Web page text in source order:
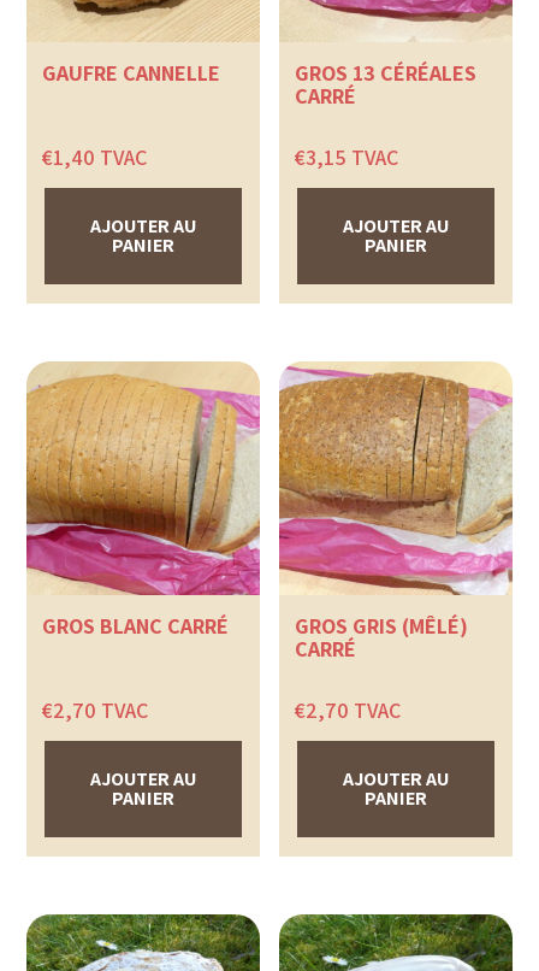
GAUFRE CANNELLE
€1,40 TVAC
AJOUTER AU
PANIER
GROS 13 CÉRÉALES
CARRÉ
€3,15 TVAC
AJOUTER AU
PANIER
GROS BLANC CARRÉ
€2,70 TVAC
AJOUTER AU
PANIER
GROS GRIS (MÊLÉ)
CARRÉ
€2,70 TVAC
AJOUTER AU
PANIER